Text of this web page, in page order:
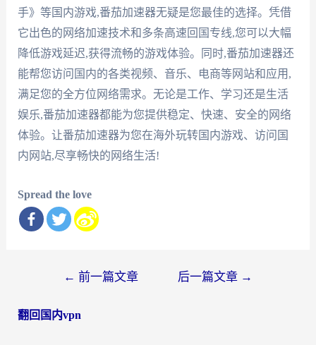
手》等国内游戏,番茄加速器无疑是您最佳的选择。凭借
它出色的网络加速技术和多条高速回国专线,您可以大幅
降低游戏延迟,获得流畅的游戏体验。同时,番茄加速器还
能帮您访问国内的各类视频、音乐、电商等网站和应用,
满足您的全方位网络需求。无论是工作、学习还是生活
娱乐,番茄加速器都能为您提供稳定、快速、安全的网络
体验。让番茄加速器为您在海外玩转国内游戏、访问国
内网站,尽享畅快的网络生活!
Spread the love
导
← 前一篇文章 后一篇文章 →
翻回国内vpn